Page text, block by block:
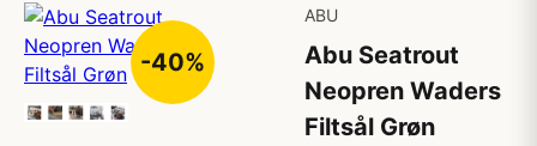
-40%
ABU
Abu Seatrout
Neopren Waders
Filtsål Grøn